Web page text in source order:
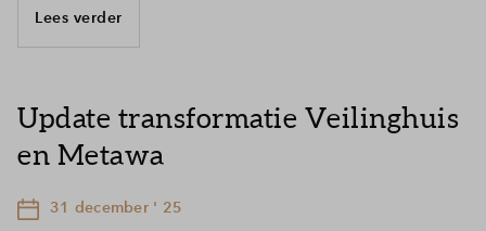
Lees verder
Update transformatie Veilinghuis
en Metawa
31 december ' 25